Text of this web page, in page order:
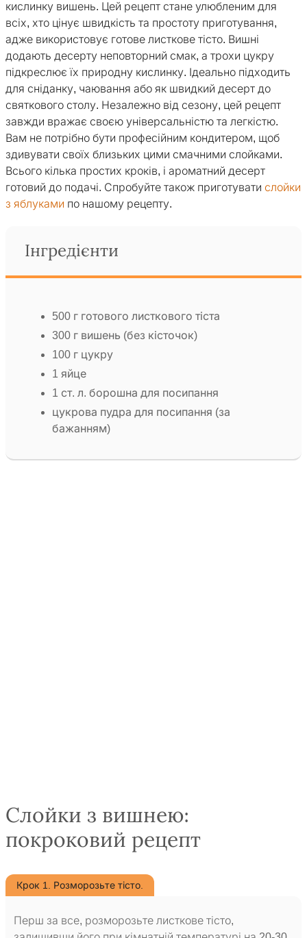
кислинку вишень. Цей рецепт стане улюбленим для
всіх, хто цінує швидкість та простоту приготування,
адже використовує готове листкове тісто. Вишні
додають десерту неповторний смак, а трохи цукру
підкреслює їх природну кислинку. Ідеально підходить
для сніданку, чаювання або як швидкий десерт до
святкового столу. Незалежно від сезону, цей рецепт
завжди вражає своєю універсальністю та легкістю.
Вам не потрібно бути професійним кондитером, щоб
здивувати своїх близьких цими смачними слойками.
Всього кілька простих кроків, і ароматний десерт
готовий до подачі. Спробуйте також приготувати слойки
з яблуками по нашому рецепту.
Інгредієнти
500 г готового листкового тіста
300 г вишень (без кісточок)
100 г цукру
1 яйце
1 ст. л. борошна для посипання
цукрова пудра для посипання (за
бажанням)
Слойки з вишнею:
покроковий рецепт
Крок 1. Розморозьте тісто.
Перш за все, розморозьте листкове тісто,